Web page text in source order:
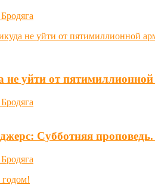
не уйти от
Субботняя